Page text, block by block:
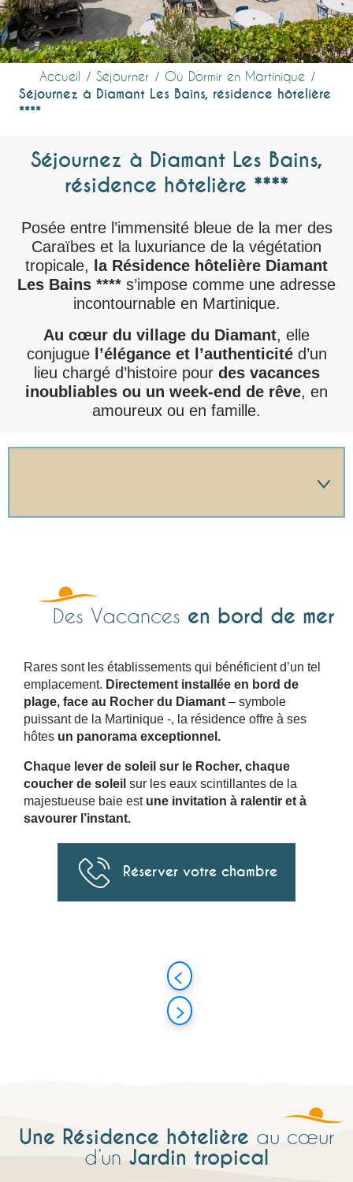
Accueil Séjourner Où Dormir en Martinique
Séjournez à Diamant Les Bains, résidence hôtelière
****
Séjournez à Diamant Les Bains,
résidence hôtelière ****
Posée entre l’immensité bleue de la mer des
Caraïbes et la luxuriance de la végétation
tropicale,
la Résidence hôtelière Diamant
Les Bains **** s’impose comme une adresse
incontournable en Martinique.
Au cœur du village du Diamant, elle
conjugue l’élégance et l’authenticitéd’un
lieu chargé d’histoire pour des vacances
inoubliables ou un week-end de rêve, en
amoureux ou en famille.
🔍 LES CHAMBRES ET BUNGALOWS
Des Vacances en bord de mer
Rares sont les établissements qui bénéficient d’un tel
emplacement. Directement installée en bord de
plage, face au Rocher du Diamant – symbole
puissant de la Martinique -, la résidence offre à ses
hôtes un panorama exceptionnel.
Chaque lever de soleil sur le Rocher, chaque
coucher de soleil sur les eaux scintillantes de la
majestueuse baie est une invitation à ralentir et à
savourer l’instant.
Réserver votre chambre
Une Résidence hôtelière au cœur
d’un Jardin tropical